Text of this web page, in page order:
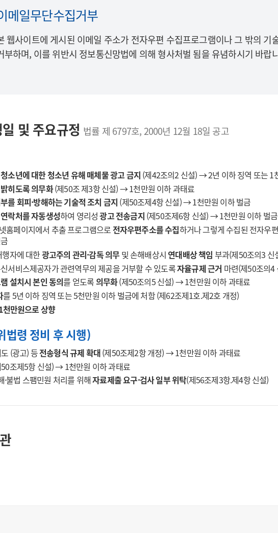
메일무단수집거부
웹사이트에 게시된 이메일 주소가 전자우편 수집프로그램이나 그 밖의
부하며, 이를 위반시 정보통신망법에 의해 형사처벌 됨을 유념하시기 바랍
및 주요규정 법률 제 6797호, 2000년 12월 18일 공고
청소년에 대한 청소년 유해 매체물 광고 금지 (제42조의2 신설) → 2년 이하 징역 또는 1
히도록 의무화(제50조 제3항 신설) → 1천만원 이하 과태료
를 회피·방해하는 기술적 조치 금지 (제50조제4항 신설) → 1천만원 이하 벌금
연락처를 자동생성하여 영리성광고 전송금지 (제50조제6항 신설) → 1천만원 이하 벌금
홈페이지에서 추출 프로그램으로전자우편주소를 수집하거나 그렇게 수집된 전자우
자에 대한광고주의 관리·감독 의무 및 손해배상시 연대배상 책임 부과(제50조의3 신
서비스제공자가 관련역무의 제공을 거부할 수 있도록자율규제 근거 마련(제50조의4
설치시 본인 동의를 얻도록의무화(제50조의5 신설) → 1천만원 이하 과태료
를 5년 이하 징역 또는 5천만원 이하 벌금에 처함 (제62조제1호.제2호 개정)
천만원으로 상향
령 정비 후 시행)
(광고) 등전송형식 규제 확대(제50조제2항 개정) → 1천만원 이하 과태료
조제5항 신설) → 1천만원 이하 과태료
불법 스팸민원 처리를 위해자료제출 요구·검사 일부 위탁(제56조제3항.제4항 신설)